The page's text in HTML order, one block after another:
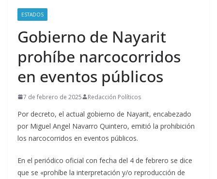
ESTADOS
Gobierno de Nayarit
prohíbe narcocorridos
en eventos públicos
7 de febrero de 2025 Redacción Políticos
Por decreto, el actual gobierno de Nayarit, encabezado
por Miguel Angel Navarro Quintero, emitió la prohibición
los narcocorridos en eventos públicos.
En el periódico oficial con fecha del 4 de febrero se dice
que se «prohíbe la interpretación y/o reproducción de